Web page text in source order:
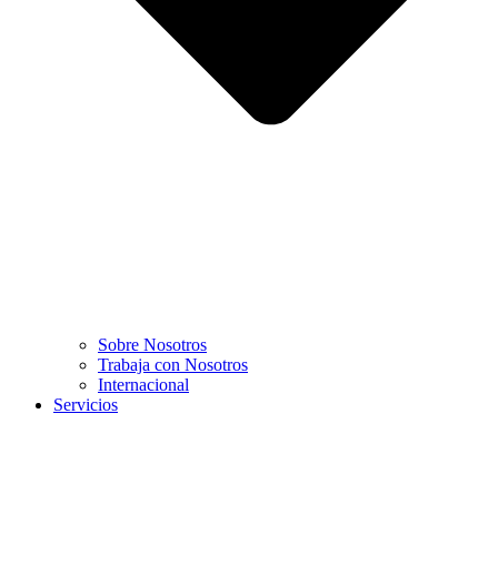
Sobre Nosotros
Trabaja con Nosotros
Internacional
Servicios